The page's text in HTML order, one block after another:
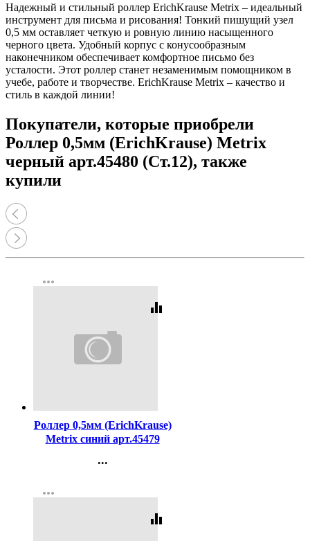
Надежный и стильный роллер ErichKrause Metrix – идеальный
инструмент для письма и рисования! Тонкий пишущий узел
0,5 мм оставляет четкую и ровную линию насыщенного
черного цвета. Удобный корпус с конусообразным
наконечником обеспечивает комфортное письмо без
усталости. Этот роллер станет незаменимым помощником в
учебе, работе и творчестве. ErichKrause Metrix – качество и
стиль в каждой линии!
Покупатели, которые приобрели
Роллер 0,5мм (ErichKrause) Metrix
черный арт.45480 (Ст.12), также
купили
more_horiz
equalizer
Роллер 0,5мм (ErichKrause)
Metrix синий арт.45479
...
Регистрация
more_horiz
equalizer